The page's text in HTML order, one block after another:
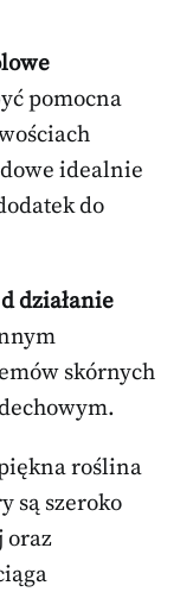
pomocna
idealnie
do
d działanie
skórnych
roślina
są szeroko
oraz